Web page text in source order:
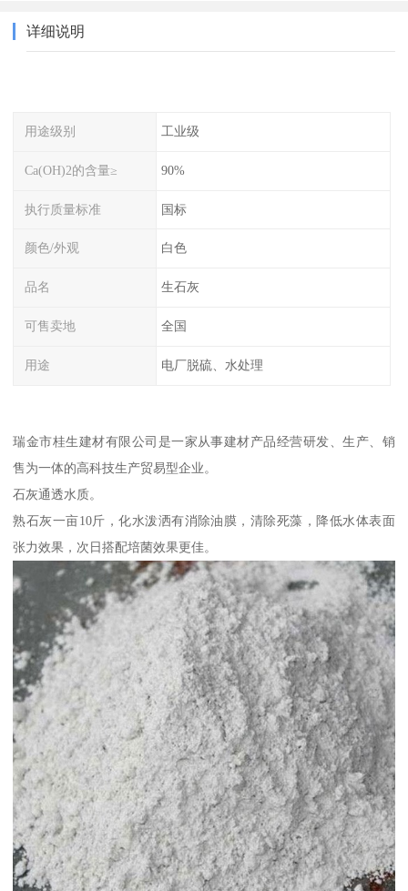
详细说明
用途级别 工业级
Ca(OH)2的含量≥ 90%
执行质量标准 国标
颜色/外观 白色
品名 生石灰
可售卖地 全国
用途 电厂脱硫、水处理
瑞金市桂生建材有限公司是一家从事建材产品经营研发、生产、销
售为一体的高科技生产贸易型企业。
石灰通透水质。
熟石灰一亩10斤，化水泼洒有消除油膜，清除死藻，降低水体表面
张力效果，次日搭配培菌效果更佳。